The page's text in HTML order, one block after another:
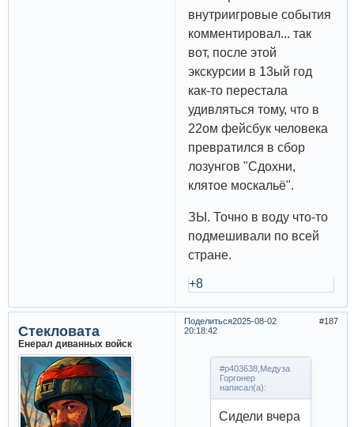
внутриигровые события
комментировал... так
вот, после этой
экскурсии в 13ый год
как-то перестала
удивляться тому, что в
22ом фейсбук человека
превратился в сбор
лозунгов "Сдохни,
клятое москальё".
ЗЫ. Точно в воду что-то
подмешивали по всей
стране.
+8
Поделиться 187
2025-08-02
20:18:42
Стекловата
Енерал диванных войск
#p403638,Медуза
Горгонер
написал(а):
Сидели вчера